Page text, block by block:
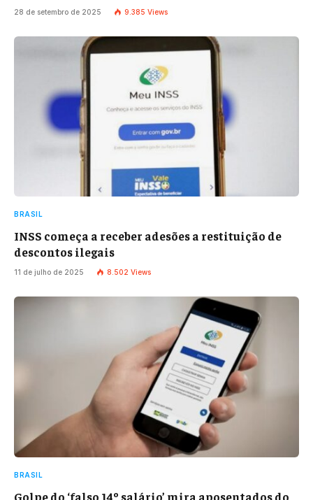
28 de setembro de 2025 9.385 Views
BRASIL
INSS começa a receber adesões a restituição de
descontos ilegais
11 de julho de 2025 8.502 Views
BRASIL
Golpe do ‘falso 14º salário’ mira aposentados do